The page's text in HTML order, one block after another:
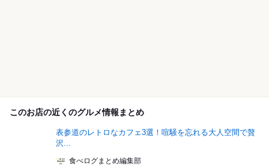
このお店の近くのグルメ情報まとめ
表参道のレトロなカフェ3選！喧騒を忘れる大人空間で贅
沢...
食べログまとめ編集部